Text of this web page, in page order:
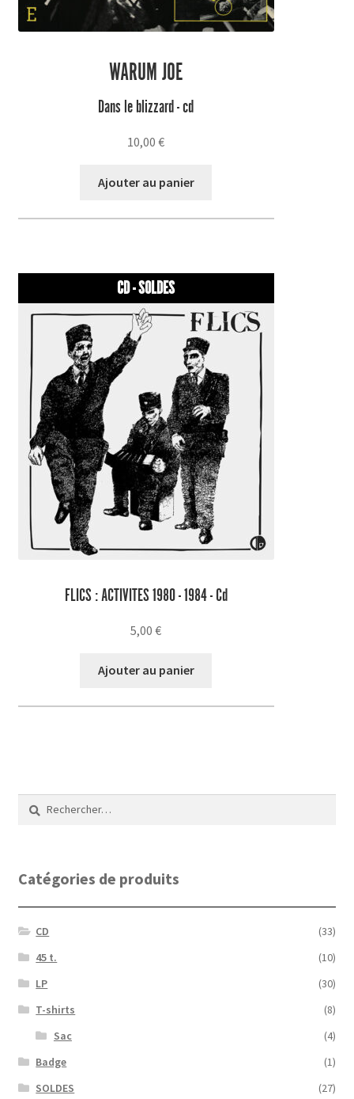
WARUM JOE
Dans le blizzard - cd
10,00€
Ajouter au panier
CD - SOLDES
FLICS : ACTIVITES 1980 - 1984 - Cd
5,00€
Ajouter au panier
Rechercher :
Catégories de produits
CD
(33)
45 t.
(10)
LP
(30)
T-shirts
(8)
Sac
(4)
Badge
(1)
SOLDES
(27)